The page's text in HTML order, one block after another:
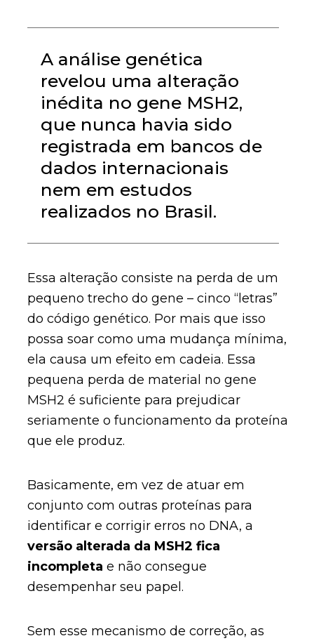
A análise genética
revelou uma alteração
inédita no gene MSH2,
que nunca havia sido
registrada em bancos de
dados internacionais
nem em estudos
realizados no Brasil.
Essa alteração consiste na perda de um
pequeno trecho do gene – cinco “letras”
do código genético. Por mais que isso
possa soar como uma mudança mínima,
ela causa um efeito em cadeia. Essa
pequena perda de material no gene
MSH2 é suficiente para prejudicar
seriamente o funcionamento da proteína
que ele produz.
Basicamente, em vez de atuar em
conjunto com outras proteínas para
identificar e corrigir erros no DNA, a
versão alterada da MSH2 fica
incompleta e não consegue
desempenhar seu papel.
Sem esse mecanismo de correção, as